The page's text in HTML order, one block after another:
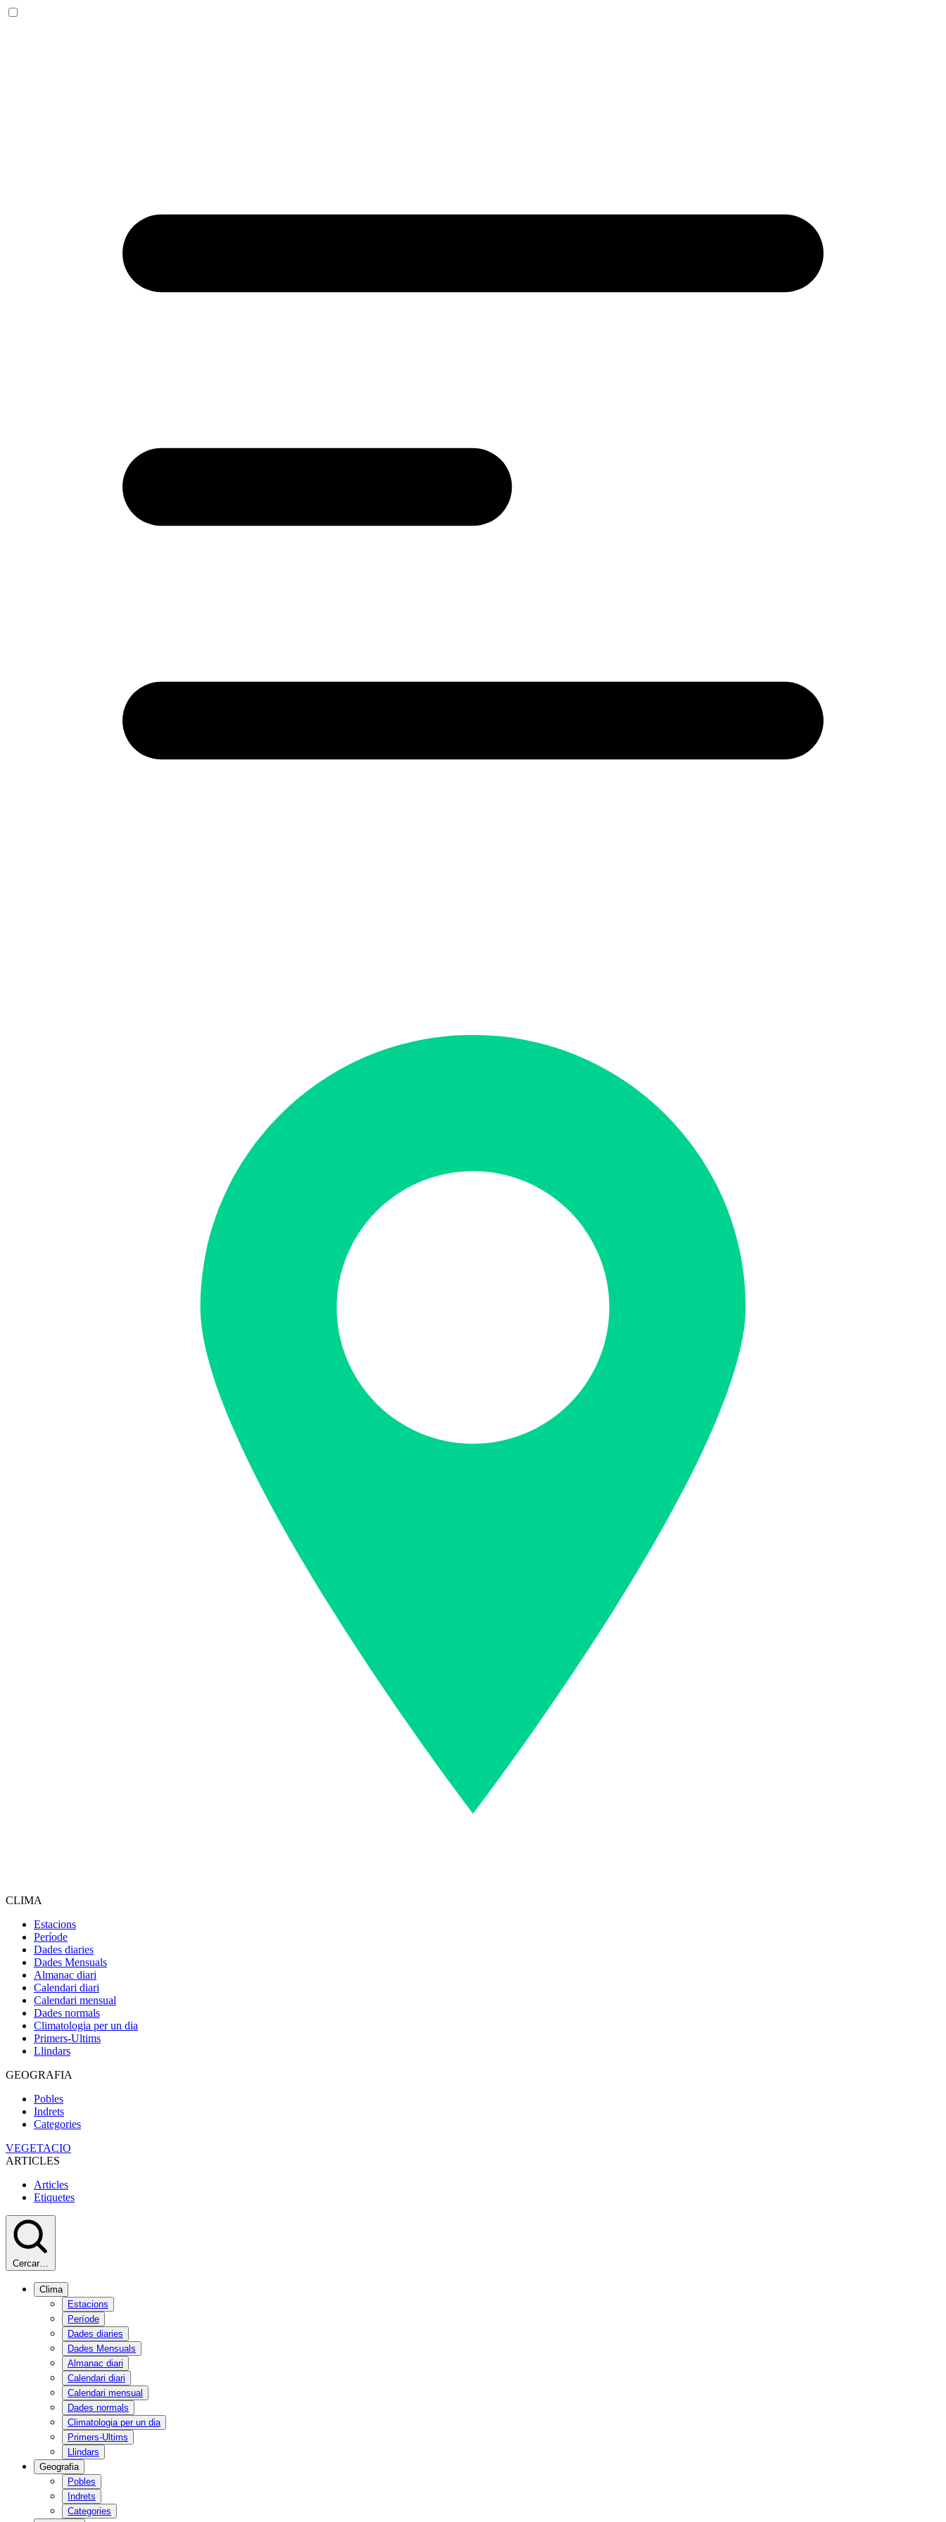
CLIMA
Estacions
Període
Dades diaries
Dades Mensuals
Almanac diari
Calendari diari
Calendari mensual
Dades normals
Climatologia per un dia
Primers-Ultims
Llindars
GEOGRAFIA
Pobles
Indrets
Categories
VEGETACIO
ARTICLES
Articles
Etiquetes
Cercar…
Clima
Estacions
Període
Dades diaries
Dades Mensuals
Almanac diari
Calendari diari
Calendari mensual
Dades normals
Climatologia per un dia
Primers-Ultims
Llindars
Geografia
Pobles
Indrets
Categories